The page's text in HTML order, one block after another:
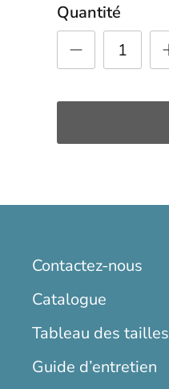
Quantité
Contactez-nous
Catalogue
Tableau des tailles
Guide d’entretien